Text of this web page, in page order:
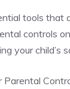
tools that
controls
your child’s